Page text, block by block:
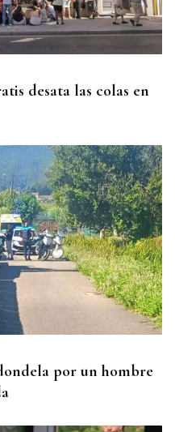
a 86 personas por
hacia Ceuta
desata las colas en
por un hombre